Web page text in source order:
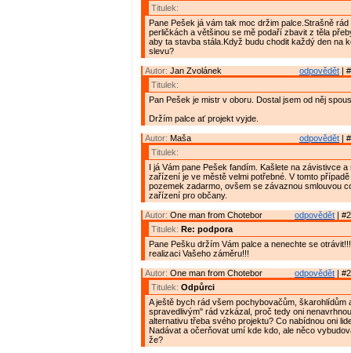
Titulek:
Pane Pešek já vám tak moc držim palce.Strašně
perličkách a většinou se mě podaří zbavit z těla
aby ta stavba stála.Když budu chodit každý den na
slevu?
odpovědět |
Autor: Jan Zvolánek
Titulek:
Pan Pešek je mistr v oboru. Dostal jsem od něj
Držím palce ať projekt vyjde.
odpovědět |
Autor: Maša
Titulek:
I já Vám pane Pešek fandím. Kašlete na závistivce a
zařízení je ve městě velmi potřebné. V tomto
pozemek zadarmo, ovšem se závaznou smlouvou
zařízení pro občany.
odpovědět |
Autor: One man from Chotebor
Titulek: Re: podpora
Pane Pešku držím Vám palce a nenechte se
realizaci Vašeho záměru!!!
odpovědět |
Autor: One man from Chotebor
Titulek: Odpůrci
A ještě bych rád všem pochybovačům, škarohlídům
spravedlivým" rád vzkázal, proč tedy oni
alternativu třeba svého projektu? Co nabídnou oni
Nadávat a očerňovat umí kde kdo, ale něco
že?